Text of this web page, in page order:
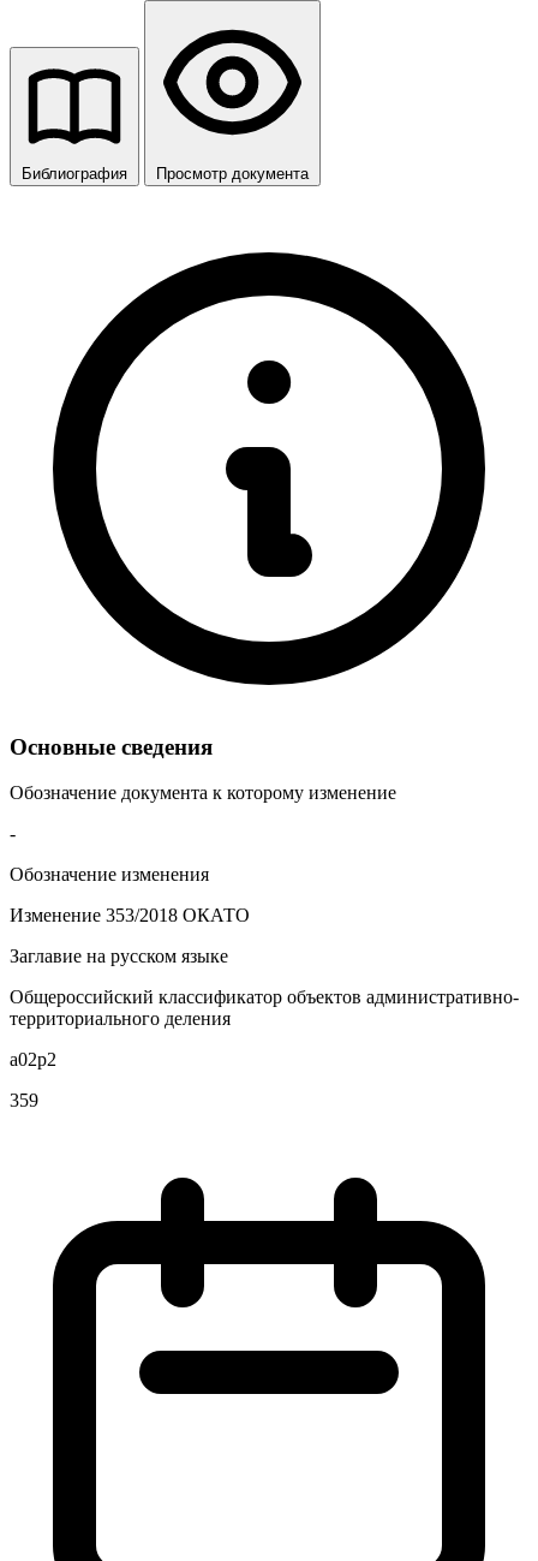
Библиография Просмотр документа
Основные сведения
Обозначение документа к которому изменение
-
Обозначение изменения
Изменение 353/2018 ОКАТО
Заглавие на русском языке
Общероссийский классификатор объектов административно-
территориального деления
a02p2
359